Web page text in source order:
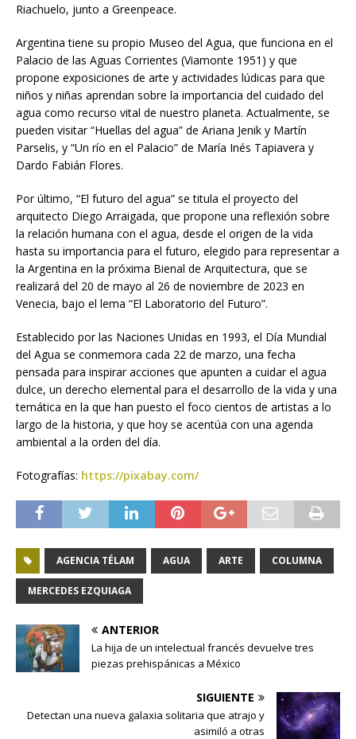
Riachuelo, junto a Greenpeace.
Argentina tiene su propio Museo del Agua, que funciona en el
Palacio de las Aguas Corrientes (Viamonte 1951) y que
propone exposiciones de arte y actividades lúdicas para que
niños y niñas aprendan sobre la importancia del cuidado del
agua como recurso vital de nuestro planeta. Actualmente, se
pueden visitar “Huellas del agua” de Ariana Jenik y Martín
Parselis, y “Un río en el Palacio” de María Inés Tapiavera y
Dardo Fabián Flores.
Por último, “El futuro del agua” se titula el proyecto del
arquitecto Diego Arraigada, que propone una reflexión sobre
la relación humana con el agua, desde el origen de la vida
hasta su importancia para el futuro, elegido para representar a
la Argentina en la próxima Bienal de Arquitectura, que se
realizará del 20 de mayo al 26 de noviembre de 2023 en
Venecia, bajo el lema “El Laboratorio del Futuro”.
Establecido por las Naciones Unidas en 1993, el Día Mundial
del Agua se conmemora cada 22 de marzo, una fecha
pensada para inspirar acciones que apunten a cuidar el agua
dulce, un derecho elemental para el desarrollo de la vida y una
temática en la que han puesto el foco cientos de artistas a lo
largo de la historia, y que hoy se acentúa con una agenda
ambiental a la orden del día.
Fotografías: https://pixabay.com/
AGENCIA TÉLAM AGUA ARTE COLUMNA
MERCEDES EZQUIAGA
ANTERIOR
La hija de un intelectual francés devuelve tres
piezas prehispánicas a México
SIGUIENTE
Detectan una nueva galaxia solitaria que atrajo y
asimiló a otras